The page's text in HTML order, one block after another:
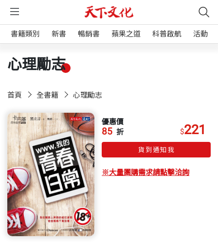
書籍類別 新書 暢銷書 蘋果之道 科普啟航 活動
心理勵志
首頁 全書籍 心理勵志
優惠價
85 折 $221
貨到通知我
※大量團購需求請點擊洽詢